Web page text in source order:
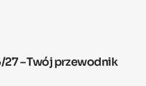
– Twój przewodnik